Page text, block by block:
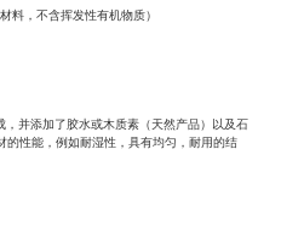
料，不含挥发性有机物质）
并添加了胶水或木质素（天然产品）以及石
的性能，例如耐湿性，具有均匀，耐用的结